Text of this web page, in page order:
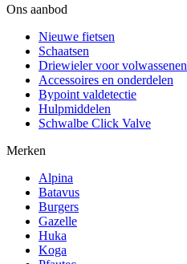
Ons aanbod
Nieuwe fietsen
Schaatsen
Driewieler voor volwassenen
Accessoires en onderdelen
Bypoint valdetectie
Hulpmiddelen
Schwalbe Click Valve
Merken
Alpina
Batavus
Burgers
Gazelle
Huka
Koga